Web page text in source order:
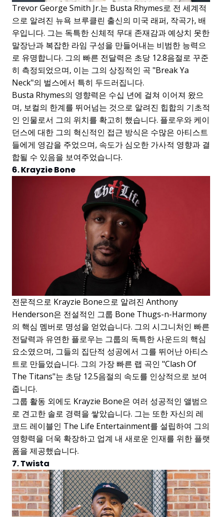
Trevor George Smith Jr.는 Busta Rhymes로 전 세계적
으로 알려진 뉴욕 브루클린 출신의 미국 래퍼, 작곡가, 배
우입니다. 그는 독특한 신체적 무대 존재감과 예상치 못한
말장난과 복잡한 라임 구성을 만들어내는 비범한 능력으
로 유명합니다. 그의 빠른 전달력은 초당 12.8음절로 꾸준
히 측정되었으며, 이는 그의 상징적인 곡 "Break Ya
Neck"의 벌스에서 특히 두드러집니다.
Busta Rhymes의 영향력은 수십 년에 걸쳐 이어져 왔으
며, 보컬의 한계를 뛰어넘는 것으로 알려진 힙합의 기초적
인 인물로서 그의 위치를 확고히 했습니다. 플로우와 케이
던스에 대한 그의 혁신적인 접근 방식은 수많은 아티스트
들에게 영감을 주었으며, 속도가 심오한 가사적 영향과 결
합될 수 있음을 보여주었습니다.
6. Krayzie Bone
전문적으로 Krayzie Bone으로 알려진 Anthony
Henderson은 전설적인 그룹 Bone Thugs-n-Harmony
의 핵심 멤버로 명성을 얻었습니다. 그의 시그니처인 빠른
전달력과 유연한 플로우는 그룹의 독특한 사운드의 핵심
요소였으며, 그들의 집단적 성공에서 그를 뛰어난 아티스
트로 만들었습니다. 그의 가장 빠른 랩 곡인 "Clash Of
The Titans"는 초당 12.5음절의 속도를 인상적으로 보여
줍니다.
그룹 활동 외에도 Krayzie Bone은 여러 성공적인 앨범으
로 견고한 솔로 경력을 쌓았습니다. 그는 또한 자신의 레
코드 레이블인 The Life Entertainment를 설립하여 그의
영향력을 더욱 확장하고 업계 내 새로운 인재를 위한 플랫
폼을 제공했습니다.
7. Twista